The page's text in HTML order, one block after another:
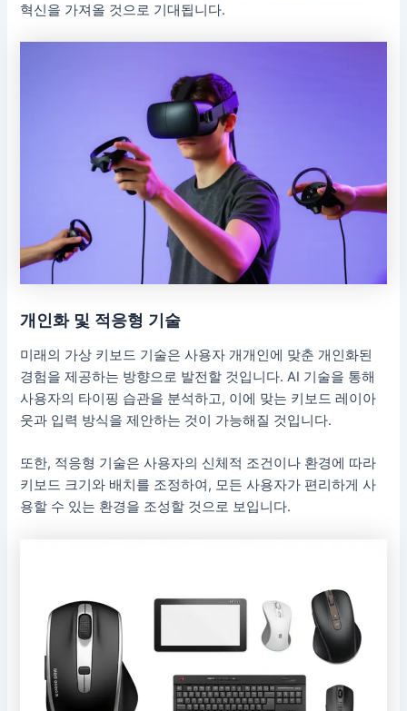
혁신을 가져올 것으로 기대됩니다.
개인화 및 적응형 기술
미래의 가상 키보드 기술은 사용자 개개인에 맞춘 개인화된
경험을 제공하는 방향으로 발전할 것입니다. AI 기술을 통해
사용자의 타이핑 습관을 분석하고, 이에 맞는 키보드 레이아
웃과 입력 방식을 제안하는 것이 가능해질 것입니다.
또한, 적응형 기술은 사용자의 신체적 조건이나 환경에 따라
키보드 크기와 배치를 조정하여, 모든 사용자가 편리하게 사
용할 수 있는 환경을 조성할 것으로 보입니다.